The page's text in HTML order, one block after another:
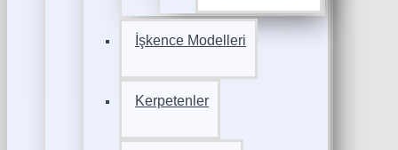
İşkence Modelleri
Kerpetenler